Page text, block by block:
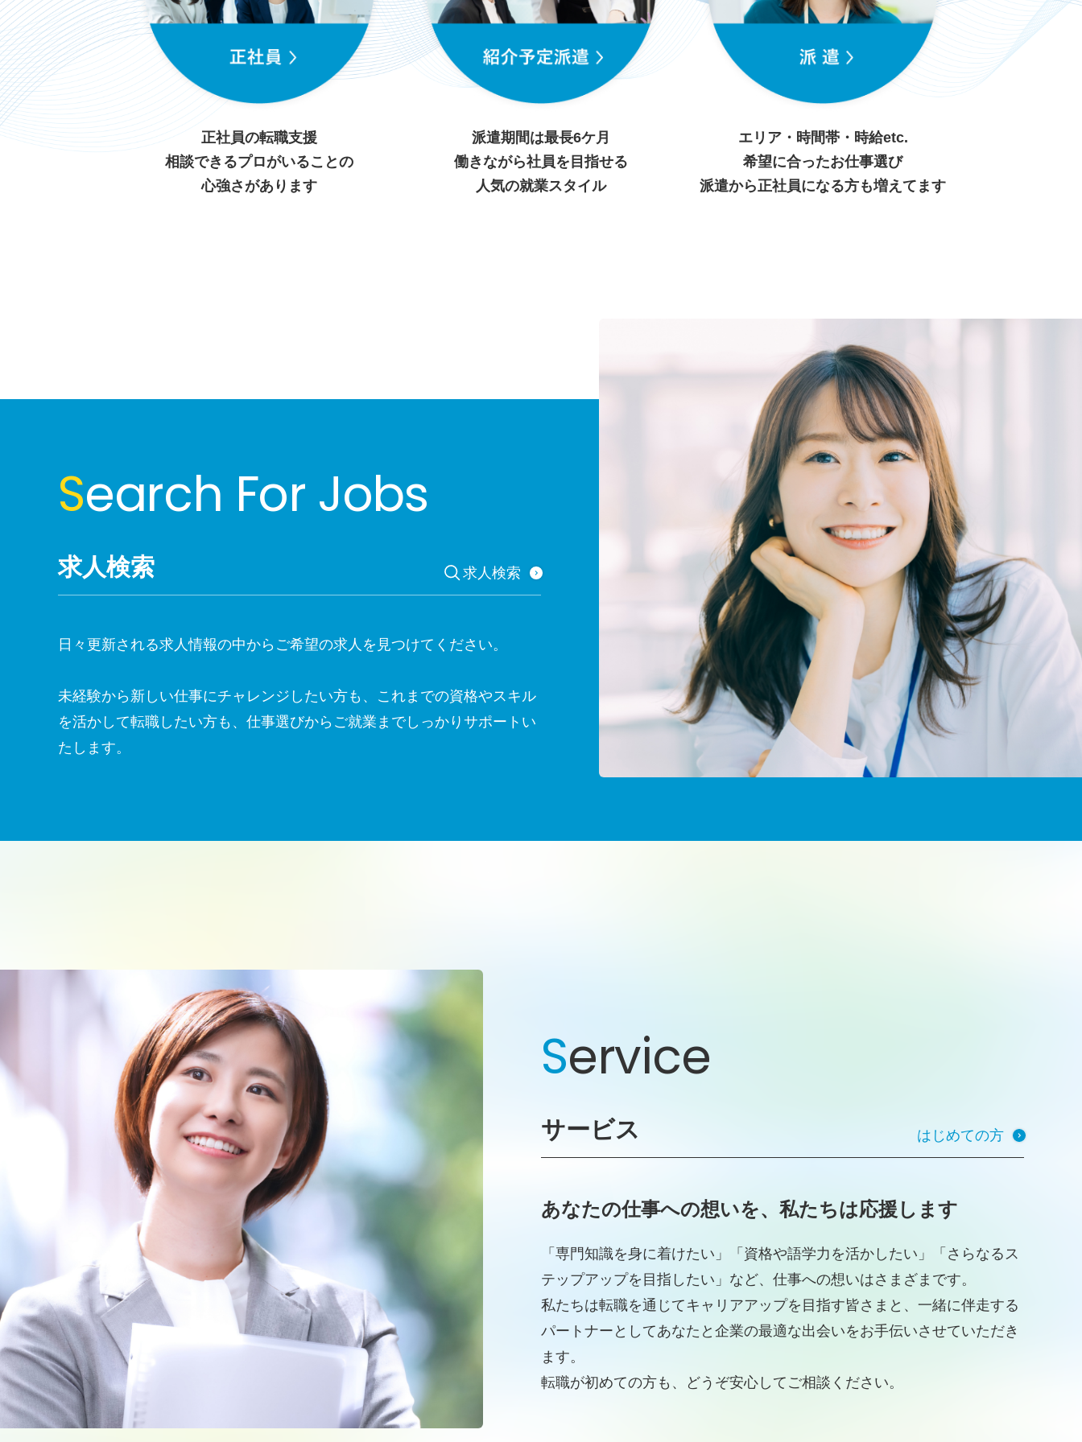
正社員の転職支援
相談できるプロがいることの
心強さがあります
派遣期間は最長6ケ月
働きながら社員を目指せる
人気の就業スタイル
エリア・時間帯・時給etc.
希望に合ったお仕事選び
派遣から正社員になる方も増えてます
Search For Jobs
求人検索 求人検索
日々更新される求人情報の中からご希望の求人を見つけてください。
未経験から新しい仕事にチャレンジしたい方も、これまでの資格やスキル
を活かして転職したい方も、仕事選びからご就業までしっかりサポートい
たします。
Service
サービス はじめての方
あなたの仕事への想いを、私たちは応援します
「専門知識を身に着けたい」「資格や語学力を活かしたい」「さらなるス
テップアップを目指したい」など、仕事への想いはさまざまです。
私たちは転職を通じてキャリアアップを目指す皆さまと、一緒に伴走する
パートナーとしてあなたと企業の最適な出会いをお手伝いさせていただき
ます。
転職が初めての方も、どうぞ安心してご相談ください。